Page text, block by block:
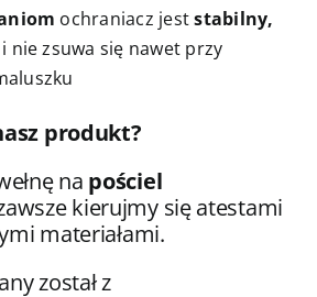
ochraniacz jeststabilny,
nie zsuwa się nawet przy
produkt?
na pościel
kierujmy się atestami
materiałami.
został z